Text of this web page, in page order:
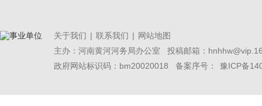
关于我们 | 联系我们 | 网站地图
主办：河南黄河河务局办公室 投稿邮箱：
政府网站标识码：bm20020018 备案序号：
豫ICP备